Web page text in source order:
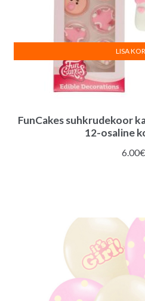
FunCakes suhkrudekoor
12-osaline
6.00€
LISA